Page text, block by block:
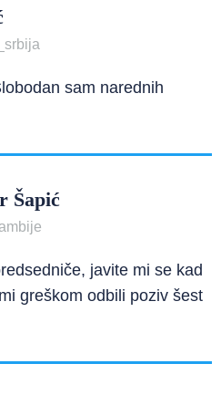
sam narednih
Šapić
javite mi se kad
greškom odbili poziv šest